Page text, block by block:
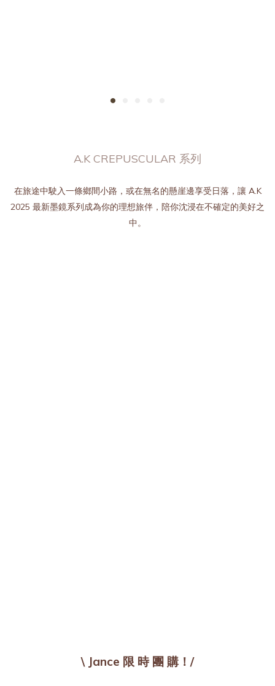
A.K CREPUSCULAR 系列
在旅途中駛入一條鄉間小路，或在無名的懸崖邊享受日落，讓 A.K
2025 最新墨鏡系列成為你的理想旅伴，陪你沈浸在不確定的美好之
中。
\ Jance 限 時 團 購！/